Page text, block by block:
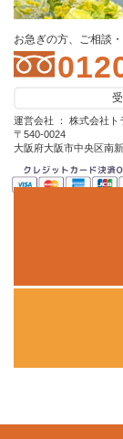
お急ぎの方、ご相談
運営会社 ： 株式会社ト
〒540-0024
大阪府大阪市中央区南